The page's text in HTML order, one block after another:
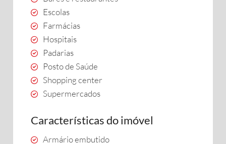
Escolas
Farmácias
Hospitais
Padarias
Posto de Saúde
Shopping center
Supermercados
Características do imóvel
Armário embutido